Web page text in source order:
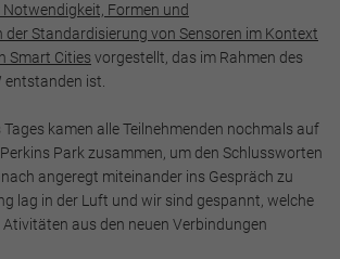
Notwendigkeit, Formen und
Standardisierung von Sensoren im Kontext
Smart Cities vorgestellt, das im Rahmen des
entstanden ist.
kamen alle Teilnehmenden nochmals auf
Park zusammen, um den Schlussworten
angeregt miteinander ins Gespräch zu
lag in der Luft und wir sind gespannt, welche
aus den neuen Verbindungen
Ablehnen